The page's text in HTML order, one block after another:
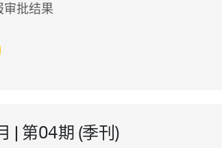
审批结果
| 第04期 (季刊)